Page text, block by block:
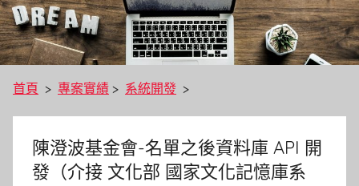
首頁 > 專案實績 > 系統開發 >
陳澄波基金會-名單之後資料庫 API 開
發（介接 文化部 國家文化記憶庫系